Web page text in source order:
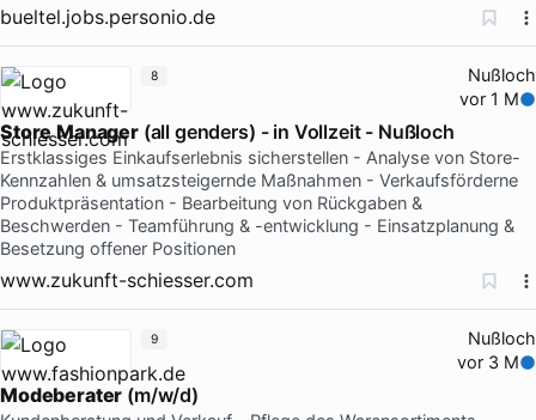
bueltel.jobs.personio.de
Nußloch
vor 1 M
StoreManager(all genders) - in Vollzeit - Nußloch
Erstklassiges Einkaufserlebnis sicherstellen - Analyse von Store-
Kennzahlen & umsatzsteigernde Maßnahmen - Verkaufsförderne
Produktpräsentation - Bearbeitung von Rückgaben &
Beschwerden - Teamführung & -entwicklung - Einsatzplanung &
Besetzung offener Positionen
www.zukunft-schiesser.com
8
Nußloch
vor 3 M
Modeberater (m/w/d)
9